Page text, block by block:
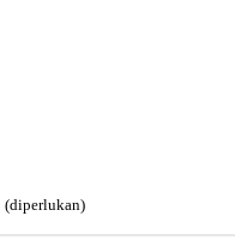
(diperlukan)